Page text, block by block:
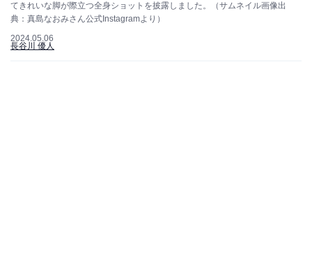
てきれいな脚が際立つ全身ショットを披露しました。（サムネイル画像出
典：真島なおみさん公式Instagramより）
2024.05.06
長谷川 優人